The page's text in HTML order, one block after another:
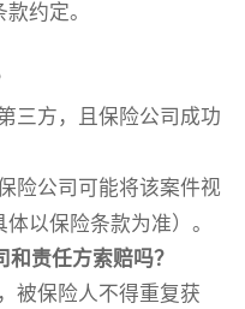
约定。
三方，且保险公司成功
险公司可能将该案件视
以保险条款为准）。
责任方索赔吗？
被保险人不得重复获